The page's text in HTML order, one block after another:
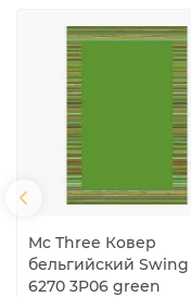
Mc Three Ковер
бельгийский Swing
6270 3P06 green